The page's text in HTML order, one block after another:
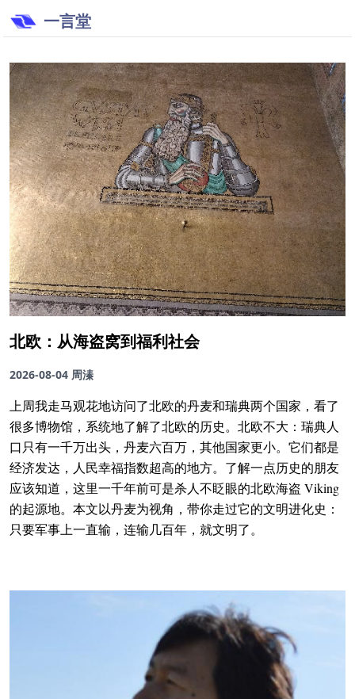
一言堂
北欧：从海盗窝到福利社会
2026-08-04 周溱
上周我走马观花地访问了北欧的丹麦和瑞典两个国家，看了
很多博物馆，系统地了解了北欧的历史。北欧不大：瑞典人
口只有一千万出头，丹麦六百万，其他国家更小。它们都是
经济发达，人民幸福指数超高的地方。了解一点历史的朋友
应该知道，这里一千年前可是杀人不眨眼的北欧海盗 Viking
的起源地。本文以丹麦为视角，带你走过它的文明进化史：
只要军事上一直输，连输几百年，就文明了。